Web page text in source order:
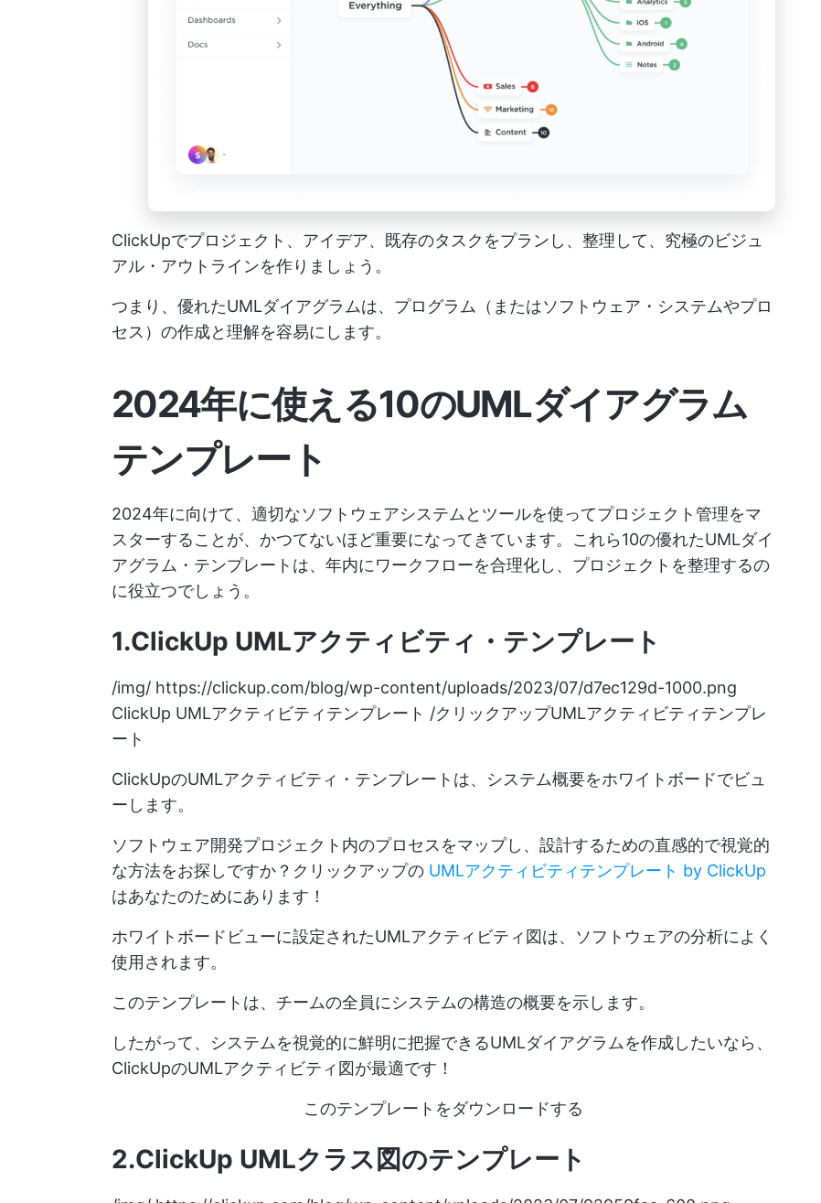
ClickUpでプロジェクト、アイデア、既存のタスクをプランし、整理して、究極のビジュ
アル・アウトラインを作りましょう。
つまり、優れたUMLダイアグラムは、プログラム（またはソフトウェア・システムやプロ
セス）の作成と理解を容易にします。
2024年に使える10のUMLダイアグラム
テンプレート
2024年に向けて、適切なソフトウェアシステムとツールを使ってプロジェクト管理をマ
スターすることが、かつてないほど重要になってきています。これら10の優れたUMLダイ
アグラム・テンプレートは、年内にワークフローを合理化し、プロジェクトを整理するの
に役立つでしょう。
1.ClickUp UMLアクティビティ・テンプレート
/img/ https://clickup.com/blog/wp-content/uploads/2023/07/d7ec129d-1000.png
ClickUp UMLアクティビティテンプレート /クリックアップUMLアクティビティテンプレ
ート
ClickUpのUMLアクティビティ・テンプレートは、システム概要をホワイトボードでビュ
ーします。
ソフトウェア開発プロジェクト内のプロセスをマップし、設計するための直感的で視覚的
な方法をお探しですか？クリックアップの UMLアクティビティテンプレート by ClickUp
はあなたのためにあります！
ホワイトボードビューに設定されたUMLアクティビティ図は、ソフトウェアの分析によく
使用されます。
このテンプレートは、チームの全員にシステムの構造の概要を示します。
したがって、システムを視覚的に鮮明に把握できるUMLダイアグラムを作成したいなら、
ClickUpのUMLアクティビティ図が最適です！
このテンプレートをダウンロードする
2.ClickUp UMLクラス図のテンプレート